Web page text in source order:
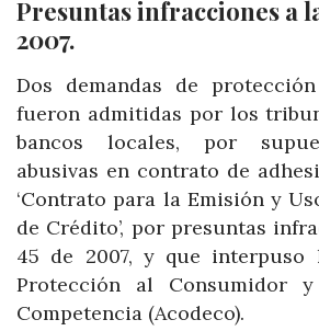
Presuntas infracciones a
2007.
Dos demandas de
fueron admitidas por los
bancos locales, por
abusivas en contrato de
‘Contrato para la Emisión y
de Crédito’, por presuntas
45 de 2007, y que interpuso
Protección al Consumidor
Competencia (Acodeco).